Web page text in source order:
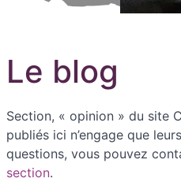
Le blog
Section, « opinion » du site
publiés ici n’engage que
questions, vous pouvez
section.